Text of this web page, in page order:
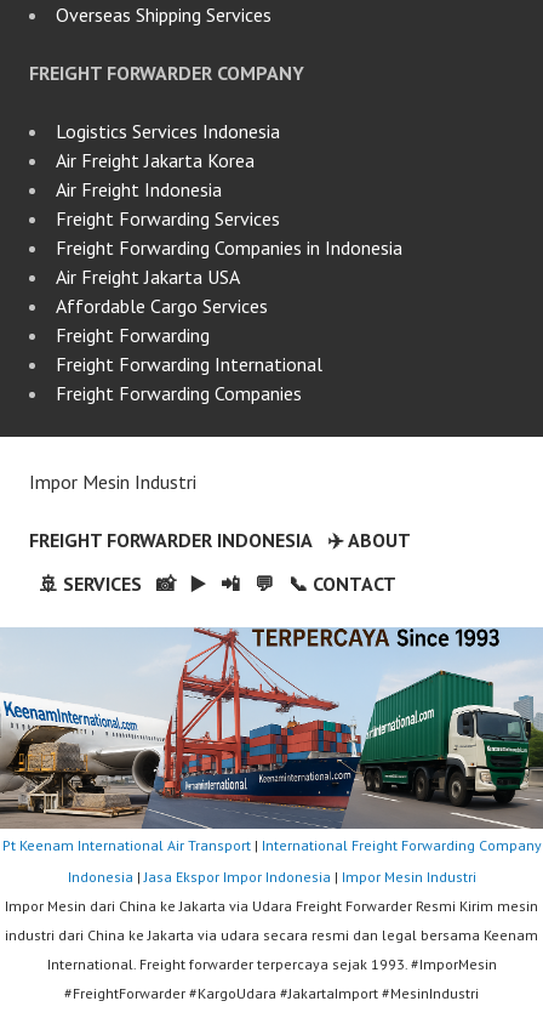
Overseas Shipping Services
FREIGHT FORWARDER COMPANY
Logistics Services Indonesia
Air Freight Jakarta Korea
Air Freight Indonesia
Freight Forwarding Services
Freight Forwarding Companies in Indonesia
Air Freight Jakarta USA
Affordable Cargo Services
Freight Forwarding
Freight Forwarding International
Freight Forwarding Companies
Impor Mesin Industri
FREIGHT FORWARDER INDONESIA
✈️ ABOUT
🚢 SERVICES
📸 ▶️ 📲 💬 📞 CONTACT
Pt Keenam International Air Transport| International Freight Forwarding Company
Indonesia |Jasa Ekspor Impor Indonesia | Impor Mesin Industri
Impor Mesin dari China ke Jakarta via Udara Freight Forwarder Resmi Kirim mesin
industri dari China ke Jakarta via udara secara resmi dan legal bersama Keenam
International. Freight forwarder terpercaya sejak 1993. #ImporMesin
#FreightForwarder #KargoUdara #JakartaImport #MesinIndustri